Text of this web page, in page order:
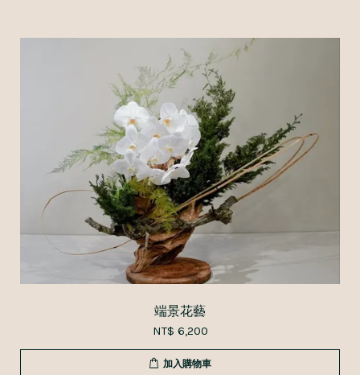
端景花藝
NT$ 6,200
加入購物車